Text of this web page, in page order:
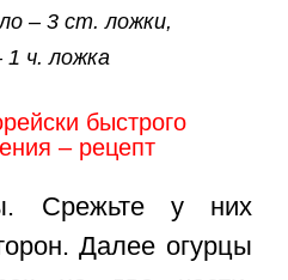
– 3 ст. ложки,
ч. ложка
быстрого
– рецепт
Срежьте у них
Далее огурцы